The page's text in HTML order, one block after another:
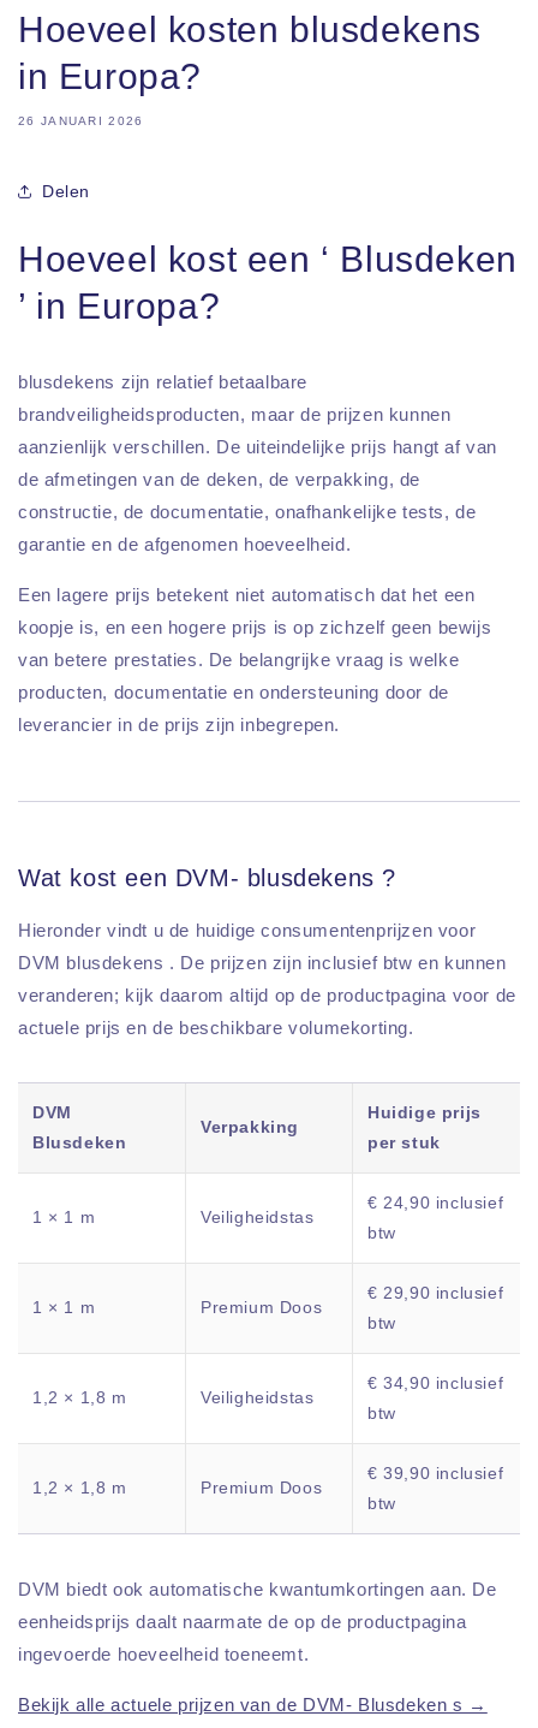
Hoeveel kosten blusdekens
in Europa?
26 JANUARI 2026
Delen
Hoeveel kost een ‘ Blusdeken
’ in Europa?
blusdekens zijn relatief betaalbare
brandveiligheidsproducten, maar de prijzen kunnen
aanzienlijk verschillen. De uiteindelijke prijs hangt af van
de afmetingen van de deken, de verpakking, de
constructie, de documentatie, onafhankelijke tests, de
garantie en de afgenomen hoeveelheid.
Een lagere prijs betekent niet automatisch dat het een
koopje is, en een hogere prijs is op zichzelf geen bewijs
van betere prestaties. De belangrijke vraag is welke
producten, documentatie en ondersteuning door de
leverancier in de prijs zijn inbegrepen.
Wat kost een DVM- blusdekens ?
Hieronder vindt u de huidige consumentenprijzen voor
DVM blusdekens . De prijzen zijn inclusief btw en kunnen
veranderen; kijk daarom altijd op de productpagina voor de
actuele prijs en de beschikbare volumekorting.
DVM
Blusdeken
Verpakking
Huidige prijs
per stuk
1 × 1 m Veiligheidstas
€ 24,90 inclusief
btw
1 × 1 m Premium Doos
€ 29,90 inclusief
btw
1,2 × 1,8 m Veiligheidstas
€ 34,90 inclusief
btw
1,2 × 1,8 m Premium Doos
€ 39,90 inclusief
btw
DVM biedt ook automatische kwantumkortingen aan. De
eenheidsprijs daalt naarmate de op de productpagina
ingevoerde hoeveelheid toeneemt.
Bekijk alle actuele prijzen van de DVM- Blusdeken s →